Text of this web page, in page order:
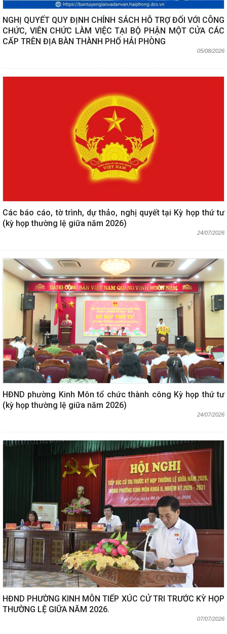
NGHỊ QUYẾT QUY ĐỊNH CHÍNH SÁCH HỖ TRỢ ĐỐI VỚI CÔNG
CHỨC, VIÊN CHỨC LÀM VIỆC TẠI BỘ PHẬN MỘT CỬA CÁC
CẤP TRÊN ĐỊA BÀN THÀNH PHỐ HẢI PHÒNG
05/08/2026
Các báo cáo, tờ trình, dự thảo, nghị quyết tại Kỳ họp thứ tư
(kỳ họp thường lệ giữa năm 2026)
24/07/2026
HĐND phường Kinh Môn tổ chức thành công Kỳ họp thứ tư
(kỳ họp thường lệ giữa năm 2026)
24/07/2026
HĐND PHƯỜNG KINH MÔN TIẾP XÚC CỬ TRI TRƯỚC KỲ HỌP
THƯỜNG LỆ GIỮA NĂM 2026.
07/07/2026